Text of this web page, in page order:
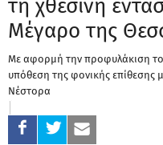
τη χθεσινή
Μέγαρο της
Με αφορμή την προφυλάκιση
υπόθεση της φονικής επίθεσης
Νέστορα